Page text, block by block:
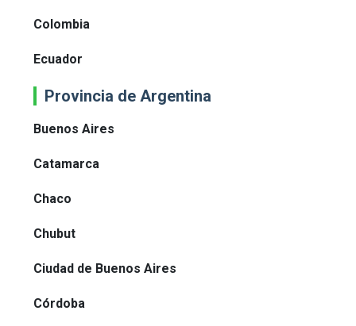
Colombia
Ecuador
Provincia de Argentina
Buenos Aires
Catamarca
Chaco
Chubut
Ciudad de Buenos Aires
Córdoba